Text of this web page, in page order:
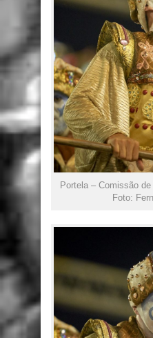
Portela – Comissão
Foto: